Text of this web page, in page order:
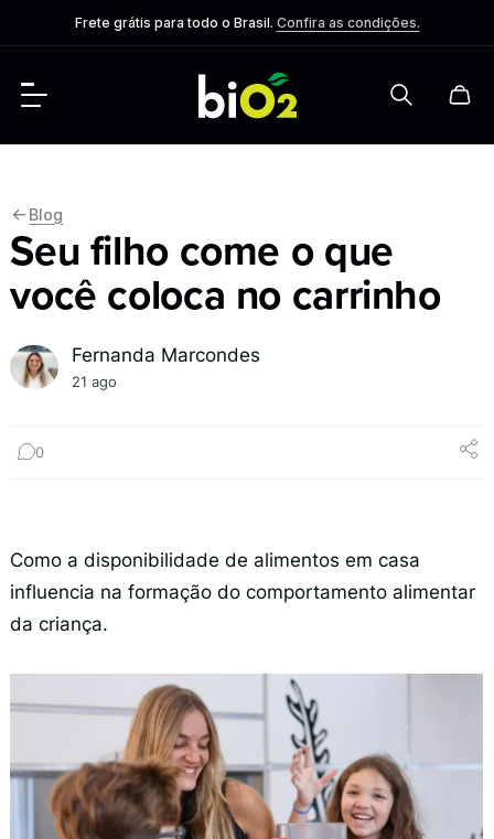
Frete grátis para todo o Brasil. Confira as condições.
Blog
Seu filho come o que
você coloca no carrinho
Fernanda Marcondes
21 ago
0
Como a disponibilidade de alimentos em casa
influencia na formação do comportamento alimentar
da criança.